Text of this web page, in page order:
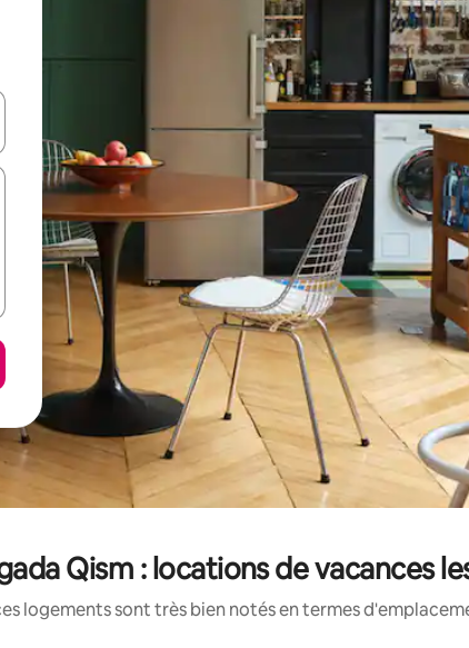
le haut et vers le bas pour les parcourir ou en appuyant et en
Qism : locations de vacances
logements sont très bien notés en termes